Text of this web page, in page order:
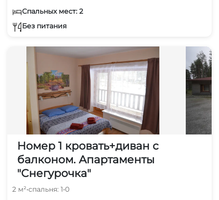
Спальных мест: 2
Без питания
Номер 1 кровать+диван с
балконом. Апартаменты
"Снегурочка"
2 м²•спальня: 1•0